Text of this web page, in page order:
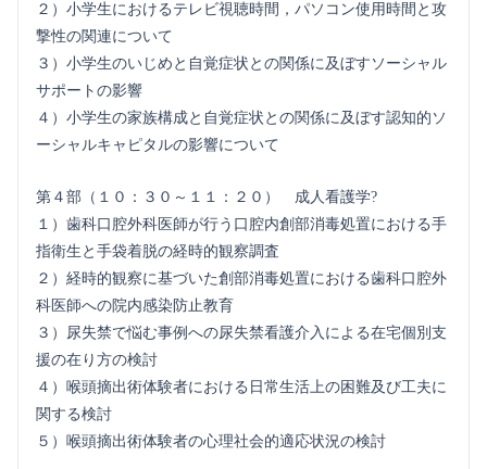
２）小学生におけるテレビ視聴時間，パソコン使用時間と攻
撃性の関連について
３）小学生のいじめと自覚症状との関係に及ぼすソーシャル
サポートの影響
４）小学生の家族構成と自覚症状との関係に及ぼす認知的ソ
ーシャルキャピタルの影響について
第４部（１０：３０～１１：２０） 成人看護学?
１）歯科口腔外科医師が行う口腔内創部消毒処置における手
指衛生と手袋着脱の経時的観察調査
２）経時的観察に基づいた創部消毒処置における歯科口腔外
科医師への院内感染防止教育
３）尿失禁で悩む事例への尿失禁看護介入による在宅個別支
援の在り方の検討
４）喉頭摘出術体験者における日常生活上の困難及び工夫に
関する検討
５）喉頭摘出術体験者の心理社会的適応状況の検討